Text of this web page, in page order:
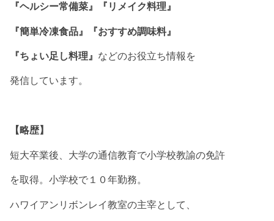
『ヘルシー常備菜』『リメイク料理』
『簡単冷凍食品』『おすすめ調味料』
『ちょい足し料理』 などのお役立ち情報を
発信しています。
【略歴】
短大卒業後、大学の通信教育で小学校教諭の免許
を取得。小学校で１０年勤務。
ハワイアンリボンレイ教室の主宰として、